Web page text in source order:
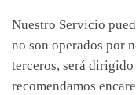
Nuestro Servicio
no son operados por
terceros, será
recomendamos